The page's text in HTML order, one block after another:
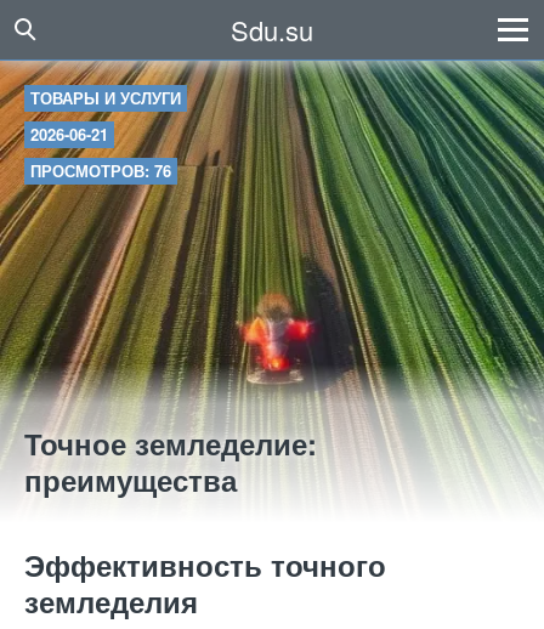
Sdu.su
ТОВАРЫ И УСЛУГИ
2026-06-21
ПРОСМОТРОВ: 76
Точное земледелие:
преимущества
Эффективность точного
земледелия